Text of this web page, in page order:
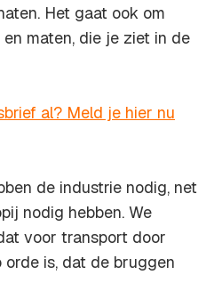
Het gaat ook om
maten, die je ziet in de
al? Meld je hier nu
de industrie nodig, net
nodig hebben. We
voor transport door
is, dat de bruggen